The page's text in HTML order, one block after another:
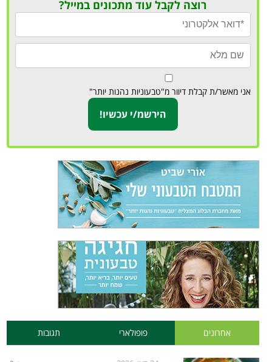
רוצה לקבל עוד מתכונים במייל?
אני מאשר/ת קבלת דיוור מ"טבעוניות נהנות יותר"
אחרונים פופולארי תגובות